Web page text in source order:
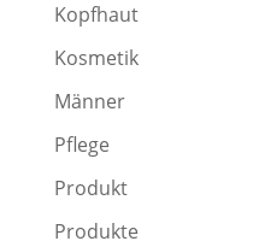
Kopfhaut
Kosmetik
Männer
Pflege
Produkt
Produkte